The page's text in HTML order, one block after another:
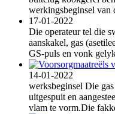
werkingsbeginsel van
17-01-2022
Die operateur tel die
aanskakel, gas
GS-puls en vonk
14-01-2022
werksbeginsel Die
uitgespuit en
vlam te vorm.Die